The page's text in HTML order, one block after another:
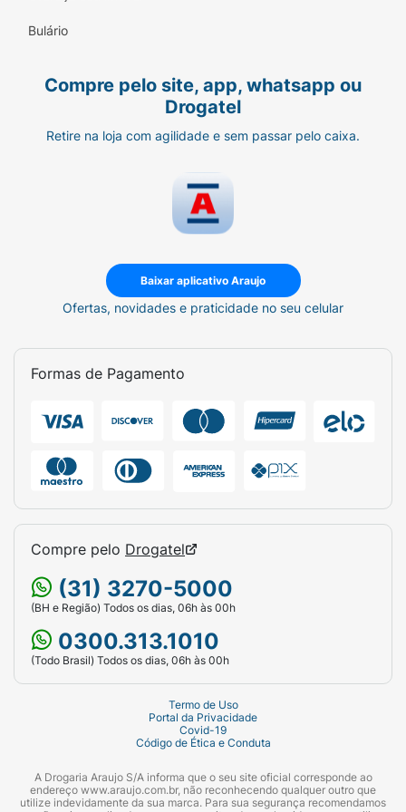
Especificações Técnicas:
Pack Copos Colors
Capacidade:300ml cada
Idade Recomendada:A partir de 6 meses e
Minnie Mouse
Incentive a independência do seu bebê com a
qualidade Lillo e a magia da Disney.
Bulário
Compre pelo site, app, whatsapp ou
Drogatel
Retire na loja com agilidade e sem passar pelo caixa.
Baixar aplicativo Araujo
Ofertas, novidades e praticidade no seu celular
Formas de Pagamento
Compre pelo Drogatel
(31) 3270-5000
(BH e Região) Todos os dias, 06h às 00h
0300.313.1010
(Todo Brasil) Todos os dias, 06h às 00h
Termo de Uso
Portal da Privacidade
Covid-19
Código de Ética e Conduta
A Drogaria Araujo S/A informa que o seu site oficial corresponde ao
endereço www.araujo.com.br, não reconhecendo qualquer outro que
utilize indevidamente da sua marca. Para sua segurança recomendamos